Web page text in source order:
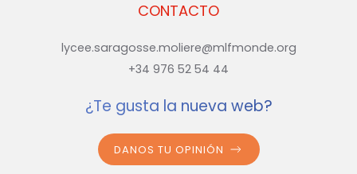
CONTACTO
lycee.saragosse.moliere@mlfmonde.org
+34 976 52 54 44
¿Te gusta la nueva web?
DANOS TU OPINIÓN